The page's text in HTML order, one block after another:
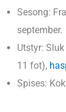
Sesong:
september.
Utstyr:
11 fot),
Spises: